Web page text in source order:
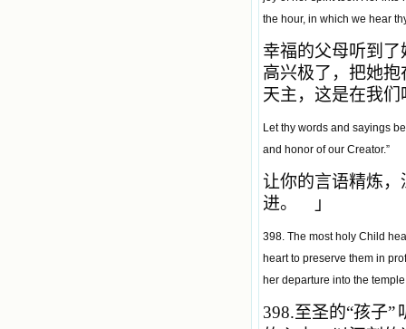
the hour, in which we hear
幸福的父母听到
高兴极了，把她
天主，这是在我
Let thy words and sayings
and honor of our Creator.”
让你的言语精炼
进。 」
398. The most holy Child
heart to preserve them in
her departure into the
398.至圣的“孩子”